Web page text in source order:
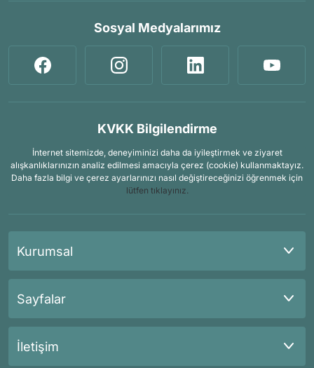
Sosyal Medyalarımız
KVKK Bilgilendirme
İnternet sitemizde, deneyiminizi daha da iyileştirmek ve ziyaret
alışkanlıklarınızın analiz edilmesi amacıyla çerez (cookie) kullanmaktayız.
Daha fazla bilgi ve çerez ayarlarınızı nasıl değiştireceğinizi öğrenmek için
lütfen tıklayınız.
Kurumsal
Sayfalar
İletişim